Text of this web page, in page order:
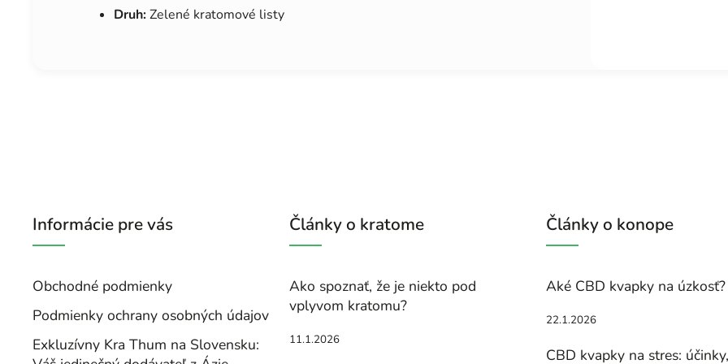
Druh:Zelené kratomové listy
Informácie pre vás
Obchodné podmienky
Podmienky ochrany osobných údajov
Exkluzívny Kra Thum na Slovensku:
Články o kratome
Ako spoznať, že je niekto pod
vplyvom kratomu?
11.1.2026
Články o konope
Aké CBD kvapky na úzkosť?
22.1.2026
CBD kvapky na stres: účinky,